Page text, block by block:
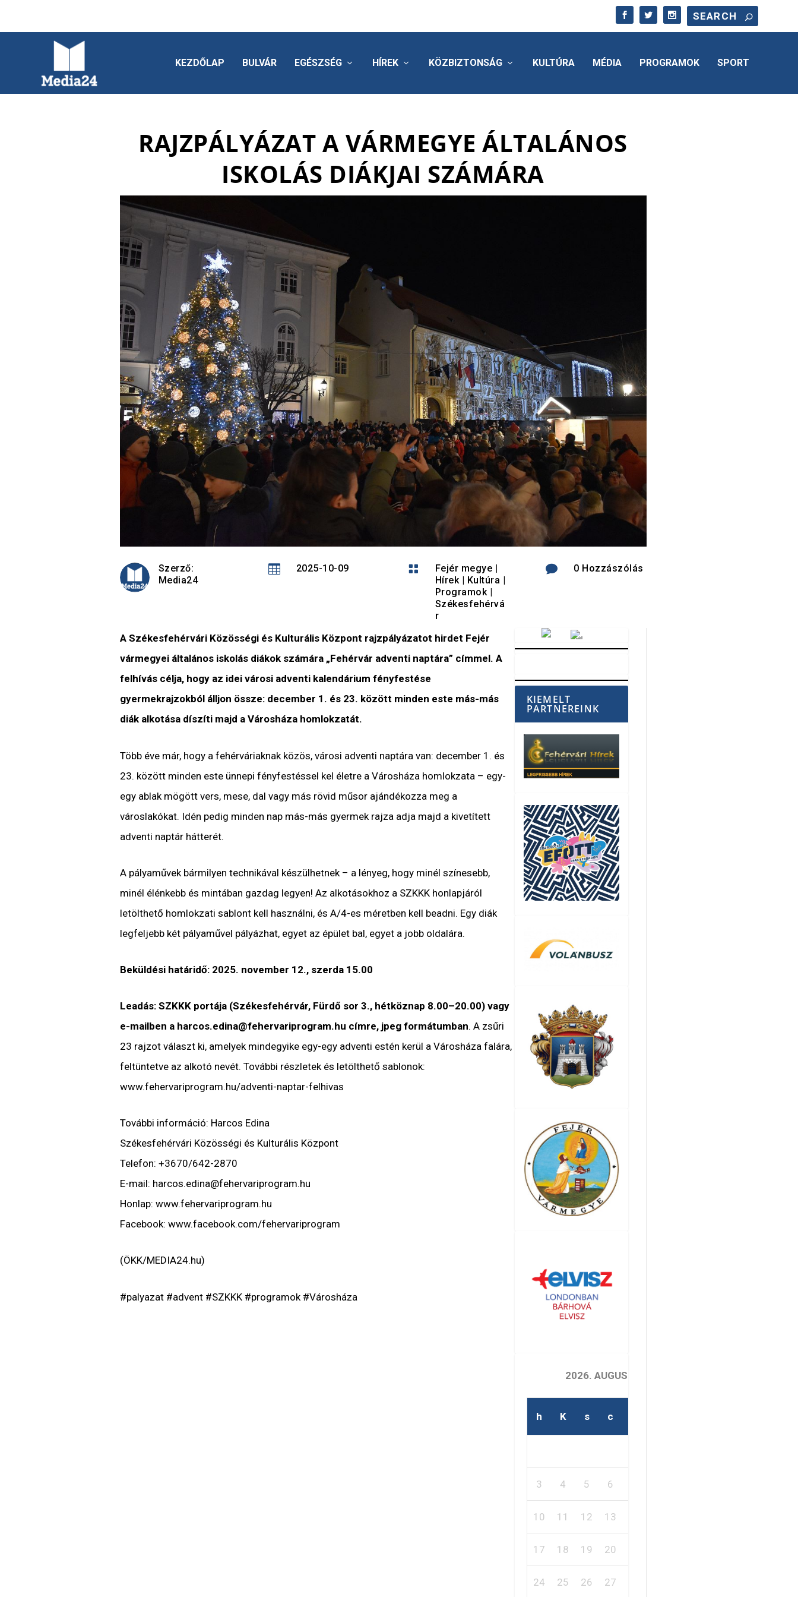
KEZDŐLAP BULVÁR EGÉSZSÉG HÍREK KÖZBIZTONSÁG KULTÚRA MÉDIA PROGRAMOK SPORT
RAJZPÁLYÁZAT A VÁRMEGYE ÁLTALÁNOS
ISKOLÁS DIÁKJAI SZÁMÁRA
Szerző:
Media24
 2025-10-09  Fejér megye
Hírek| Kultúra
Programok|
Székesfehérvá
r
 0 Hozzászólás
A Székesfehérvári Közösségi és Kulturális Központ rajzpályázatot hirdet Fejér
vármegyei általános iskolás diákok számára „Fehérvár adventi naptára” címmel. A
felhívás célja, hogy az idei városi adventi kalendárium fényfestése
gyermekrajzokból álljon össze: december 1. és 23. között minden este más-más
diák alkotása díszíti majd a Városháza homlokzatát.
Több éve már, hogy a fehérváriaknak közös, városi adventi naptára van: december 1. és
23. között minden este ünnepi fényfestéssel kel életre a Városháza homlokzata – egy-
egy ablak mögött vers, mese, dal vagy más rövid műsor ajándékozza meg a
városlakókat. Idén pedig minden nap más-más gyermek rajza adja majd a kivetített
adventi naptár hátterét.
A pályaművek bármilyen technikával készülhetnek – a lényeg, hogy minél színesebb,
minél élénkebb és mintában gazdag legyen! Az alkotásokhoz a SZKKK honlapjáról
letölthető homlokzati sablont kell használni, és A/4-es méretben kell beadni. Egy diák
legfeljebb két pályaművel pályázhat, egyet az épület bal, egyet a jobb oldalára.
Beküldési határidő: 2025. november 12., szerda 15.00
Leadás: SZKKK portája (Székesfehérvár, Fürdő sor 3., hétköznap 8.00–20.00) vagy
e-mailben a harcos.edina@fehervariprogram.hu címre, jpeg formátumban. A zsűri
23 rajzot választ ki, amelyek mindegyike egy-egy adventi estén kerül a Városháza falára,
feltüntetve az alkotó nevét. További részletek és letölthető sablonok:
www.fehervariprogram.hu/adventi-naptar-felhivas
További információ: Harcos Edina
Székesfehérvári Közösségi és Kulturális Központ
Telefon: +3670/642-2870
E-mail: harcos.edina@fehervariprogram.hu
Honlap: www.fehervariprogram.hu
Facebook: www.facebook.com/fehervariprogram
(ÖKK/MEDIA24.hu)
#palyazat #advent #SZKKK #programok #Városháza
KIEMELT
PARTNEREINK
2026. AUGUSZTUS
h K s c
3 4 5 6
10 11 12 13
17 18 19 20
24 25 26 27